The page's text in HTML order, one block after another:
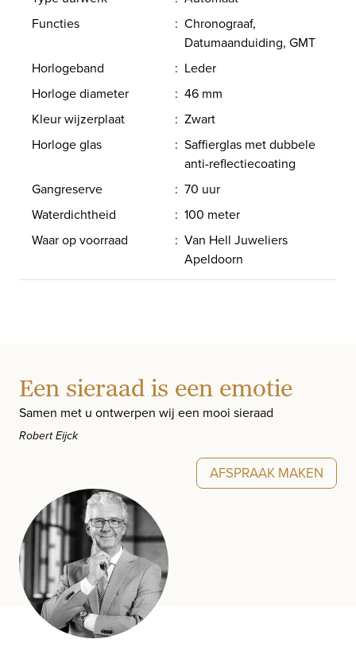
Functies
: Chronograaf,
Datumaanduiding, GMT
Horlogeband
: Leder
Horloge diameter
: 46 mm
Kleur wijzerplaat
: Zwart
Horloge glas
: Saffierglas met dubbele
anti-reflectiecoating
Gangreserve
: 70 uur
Waterdichtheid
: 100 meter
Waar op voorraad
: Van Hell Juweliers
Apeldoorn
Een sieraad is een emotie
Samen met u ontwerpen wij een mooi sieraad
Robert Eijck
AFSPRAAK MAKEN